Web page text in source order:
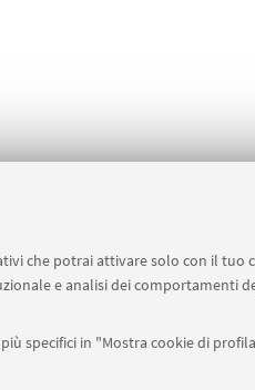
che potrai attivare solo con il tuo
e analisi dei comportamenti
specifici in "Mostra cookie di